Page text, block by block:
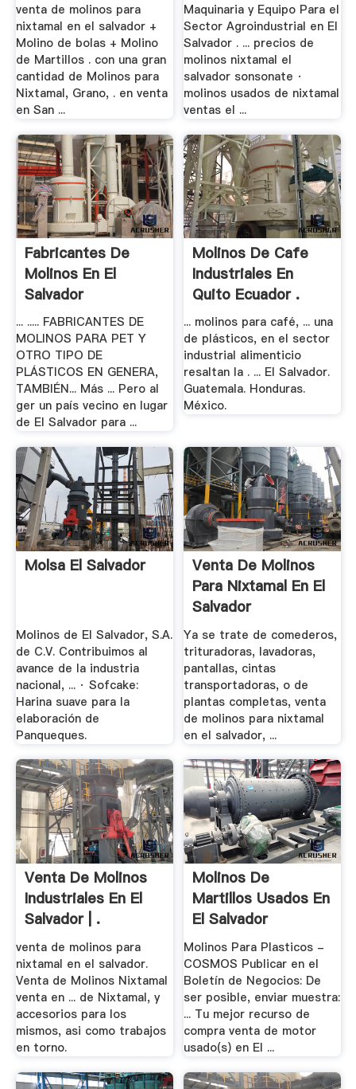
venta de molinos para
nixtamal en el salvador +
Molino de bolas + Molino
de Martillos . con una gran
cantidad de Molinos para
Nixtamal, Grano, . en venta
en San ...
Maquinaria y Equipo Para el
Sector Agroindustrial en El
Salvador . ... precios de
molinos nixtamal el
salvador sonsonate ·
molinos usados de nixtamal
ventas el ...
Fabricantes De
Molinos En El
Salvador
... ..... FABRICANTES DE
MOLINOS PARA PET Y
OTRO TIPO DE
PLÁSTICOS EN GENERA,
TAMBIÉN... Más ... Pero al
ger un país vecino en lugar
de El Salvador para ...
Molinos De Cafe
Industriales En
Quito Ecuador .
... molinos para café, ... una
de plásticos, en el sector
industrial alimenticio
resaltan la . ... El Salvador.
Guatemala. Honduras.
México.
Molsa El Salvador
Molinos de El Salvador, S.A.
de C.V. Contribuimos al
avance de la industria
nacional, ... · Sofcake:
Harina suave para la
elaboración de
Panqueques.
Venta De Molinos
Para Nixtamal En El
Salvador
Ya se trate de comederos,
trituradoras, lavadoras,
pantallas, cintas
transportadoras, o de
plantas completas, venta
de molinos para nixtamal
en el salvador, ...
Venta De Molinos
Industriales En El
Salvador | .
venta de molinos para
nixtamal en el salvador.
Venta de Molinos Nixtamal
venta en ... de Nixtamal, y
accesorios para los
mismos, asi como trabajos
en torno.
Molinos De
Martillos Usados En
El Salvador
Molinos Para Plasticos -
COSMOS Publicar en el
Boletín de Negocios: De
ser posible, enviar muestra:
... Tu mejor recurso de
compra venta de motor
usado(s) en El ...